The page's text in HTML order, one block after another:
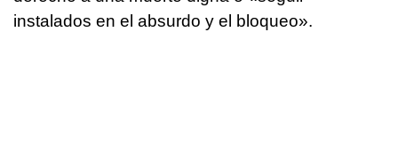
instalados en el absurdo y el bloqueo».